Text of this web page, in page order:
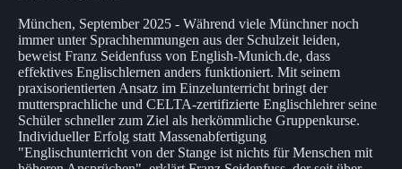
München, September 2025 - Während viele Münchner noch
immer unter Sprachhemmungen aus der Schulzeit leiden,
beweist Franz Seidenfuss von English-Munich.de, dass
effektives Englischlernen anders funktioniert. Mit seinem
praxisorientierten Ansatz im Einzelunterricht bringt der
muttersprachliche und CELTA-zertifizierte Englischlehrer seine
Schüler schneller zum Ziel als herkömmliche Gruppenkurse.
Individueller Erfolg statt Massenabfertigung
"Englischunterricht von der Stange ist nichts für Menschen mit